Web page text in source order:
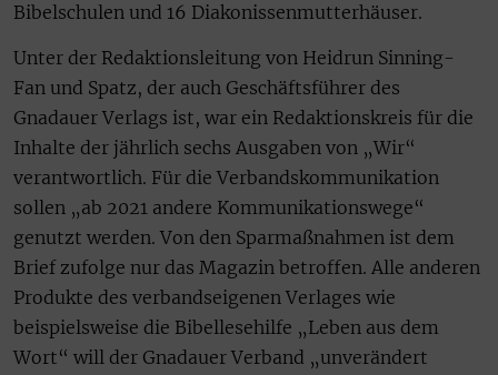
Bibelschulen und 16 Diakonissenmutterhäuser.
Unter der Redaktionsleitung von Heidrun Sinning-
Fan und Spatz, der auch Geschäftsführer des
Gnadauer Verlags ist, war ein Redaktionskreis für die
Inhalte der jährlich sechs Ausgaben von „Wir“
verantwortlich. Für die Verbandskommunikation
sollen „ab 2021 andere Kommunikationswege“
genutzt werden. Von den Sparmaßnahmen ist dem
Brief zufolge nur das Magazin betroffen. Alle anderen
Produkte des verbandseigenen Verlages wie
beispielsweise die Bibellesehilfe „Leben aus dem
Wort“ will der Gnadauer Verband „unverändert